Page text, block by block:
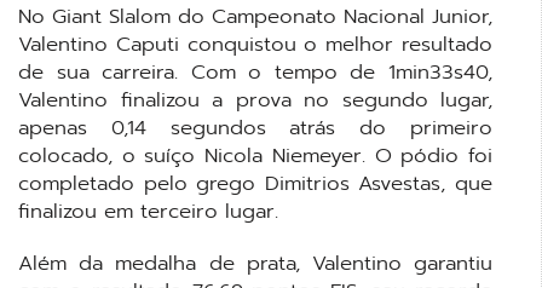
No Giant Slalom do Campeonato Nacional Junior,
Valentino Caputi conquistou o melhor resultado
de sua carreira. Com o tempo de 1min33s40,
Valentino finalizou a prova no segundo lugar,
apenas 0,14 segundos atrás do primeiro
colocado, o suíço Nicola Niemeyer. O pódio foi
completado pelo grego Dimitrios Asvestas, que
finalizou em terceiro lugar.
Além da medalha de prata, Valentino garantiu